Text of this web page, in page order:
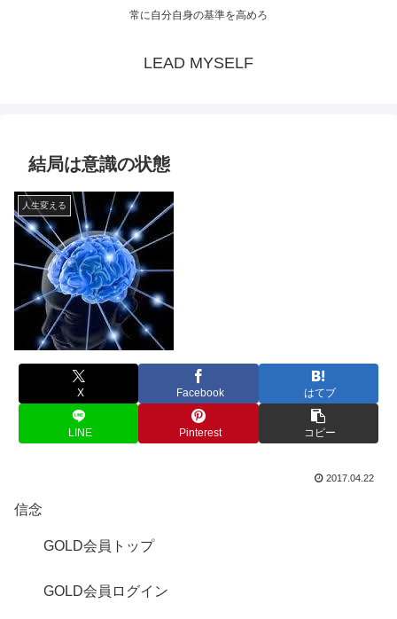
常に自分自身の基準を高めろ
LEAD MYSELF
結局は意識の状態
人生変える
X Facebook はてブ
LINE Pinterest コピー
2017.04.22
信念
GOLD会員トップ
GOLD会員ログイン